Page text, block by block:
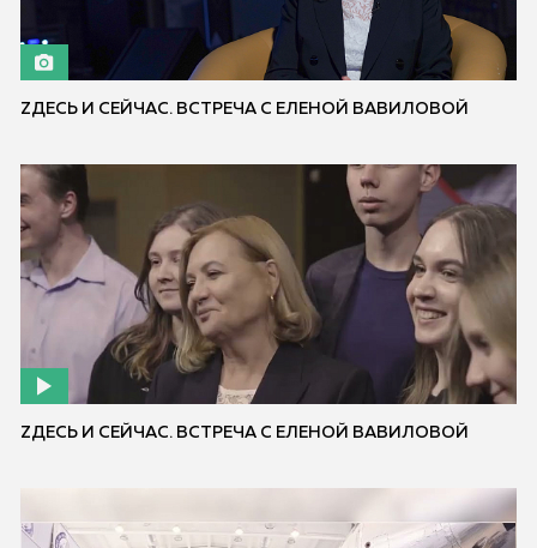
ZДЕСЬ И СЕЙЧАС. ВСТРЕЧА С ЕЛЕНОЙ ВАВИЛОВОЙ
ZДЕСЬ И СЕЙЧАС. ВСТРЕЧА С ЕЛЕНОЙ ВАВИЛОВОЙ